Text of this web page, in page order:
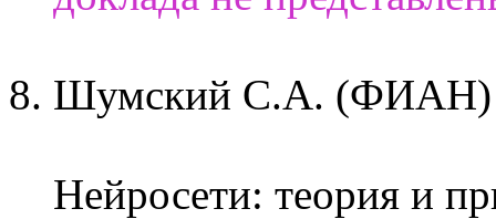
Шумский С.А. (ФИАН)
Нейросети: теория и